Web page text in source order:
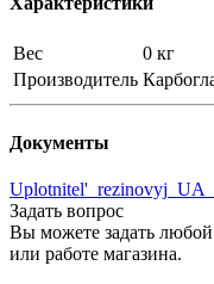
Вес
0 кг
Производитель
Документы
Задать вопрос
Вы можете задать
или работе магазина.